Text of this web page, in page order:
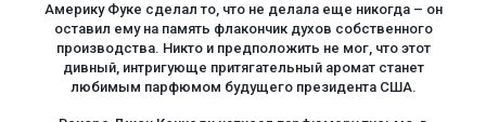
Америку Фуке сделал то, что не делала еще никогда – он
оставил ему на память флакончик духов собственного
производства. Никто и предположить не мог, что этот
дивный, интригующе притягательный аромат станет
любимым парфюмом будущего президента США.